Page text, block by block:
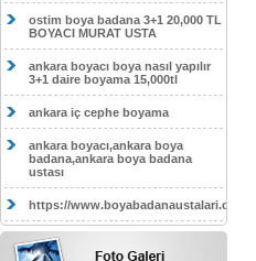
0554 184 41 66
ostim boya badana 3+1 20,000 TL
BOYACI MURAT USTA
ankara boyacı boya nasıl yapılır
3+1 daire boyama 15,000tl
ankara iç cephe boyama
ankara boyacı,ankara boya
badana,ankara boya badana
ustası
https://www.boyabadanaustalari.com/